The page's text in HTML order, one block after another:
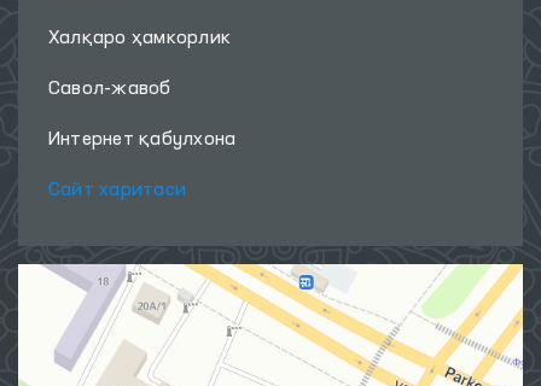
Халқаро ҳамкорлик
Савол-жавоб
Интернет қабулхона
Сайт харитаси